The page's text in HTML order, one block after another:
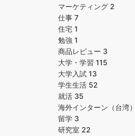
マーケティング 2
仕事 7
住宅 1
勉強 1
商品レビュー 3
大学・学習 115
大学入試 13
学生生活 52
就活 35
海外インターン（台湾）
留学 3
研究室 22